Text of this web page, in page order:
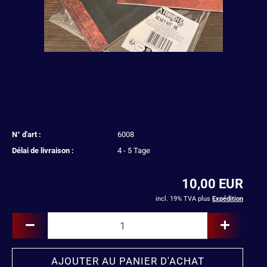
N° d'art :
6008
Délai de livraison :
4 - 5 Tage
10,00 EUR
incl. 19% TVA plus Expédition